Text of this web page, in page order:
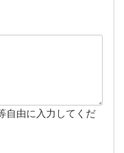
自由に入力してくだ